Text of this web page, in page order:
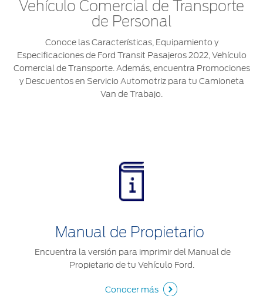
Localiza un
Distribuidor
Seminuevos
Certificados
Motorcraft
Técnico
SYNC ®
Vehículo Comercial de Transporte
de Personal
Conoce las Características, Equipamiento y
Especificaciones de Ford Transit Pasajeros 2022, Vehículo
Comercial de Transporte. Además, encuentra Promociones
y Descuentos en Servicio Automotriz para tu Camioneta
Van de Trabajo.
Manual de Propietario
Encuentra la versión para imprimir del Manual de
Propietario de tu Vehículo Ford.
Conocer más